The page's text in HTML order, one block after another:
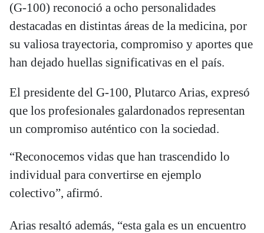
(G-100) reconoció a ocho personalidades
destacadas en distintas áreas de la medicina, por
su valiosa trayectoria, compromiso y aportes que
han dejado huellas significativas en el país.
El presidente del G-100, Plutarco Arias, expresó
que los profesionales galardonados representan
un compromiso auténtico con la sociedad.
“Reconocemos vidas que han trascendido lo
individual para convertirse en ejemplo
colectivo”, afirmó.
Arias resaltó además, “esta gala es un encuentro